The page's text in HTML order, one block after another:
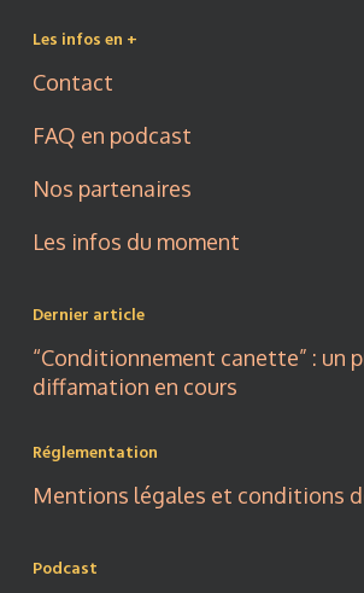
Les infos en +
Contact
FAQ en podcast
Nos partenaires
Les infos du moment
Dernier article
“Conditionnement canette” : un
diffamation en cours
Réglementation
Mentions légales et conditions
Podcast